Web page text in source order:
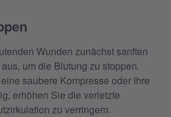
Wunden zunächst sanften
um die Blutung zu stoppen.
saubere Kompresse oder Ihre
erhöhen Sie die verletzte
zu verringern.